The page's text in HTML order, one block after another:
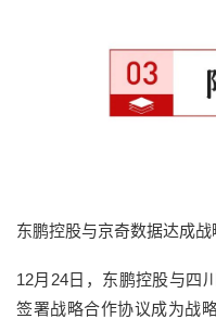
东鹏控股与京奇数据达成战
12月24日，东鹏控股与四
签署战略合作协议成为战